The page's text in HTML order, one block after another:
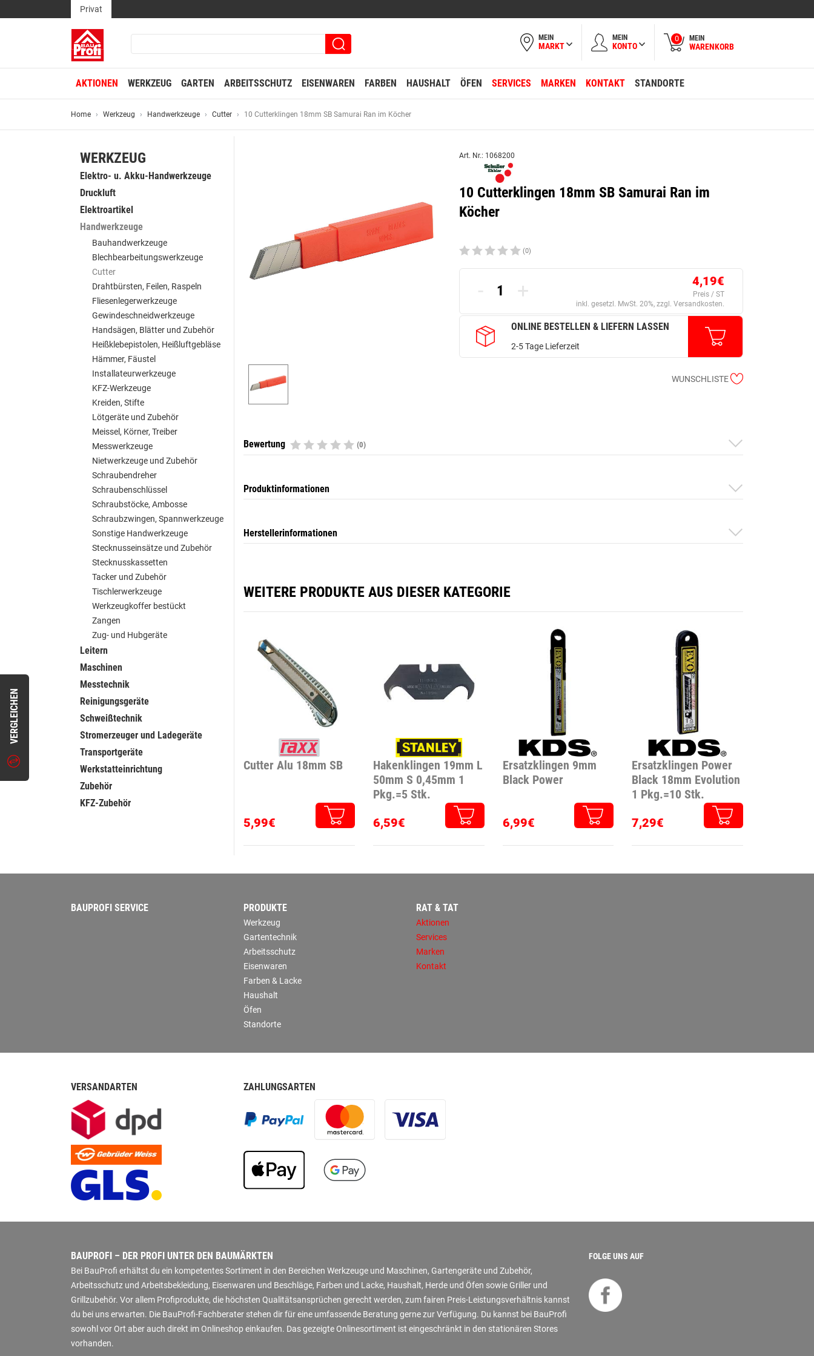
VERGLEICHEN
Privat
MEIN
MARKT
MEIN
KONTO
0 MEIN
WARENKORB
AKTIONEN WERKZEUG GARTEN ARBEITSSCHUTZ EISENWAREN FARBEN HAUSHALT ÖFEN SERVICES MARKEN KONTAKT STANDORTE
Home Werkzeug Handwerkzeuge Cutter 10 Cutterklingen 18mm SB Samurai Ran im Köcher
WERKZEUG
Elektro- u. Akku-Handwerkzeuge
Druckluft
Elektroartikel
Handwerkzeuge
Bauhandwerkzeuge
Blechbearbeitungswerkzeuge
Cutter
Drahtbürsten, Feilen, Raspeln
Fliesenlegerwerkzeuge
Gewindeschneidwerkzeuge
Handsägen, Blätter und Zubehör
Heißklebepistolen, Heißluftgebläse
Hämmer, Fäustel
Installateurwerkzeuge
KFZ-Werkzeuge
Kreiden, Stifte
Lötgeräte und Zubehör
Meissel, Körner, Treiber
Messwerkzeuge
Nietwerkzeuge und Zubehör
Schraubendreher
Schraubenschlüssel
Schraubstöcke, Ambosse
Schraubzwingen, Spannwerkzeuge
Sonstige Handwerkzeuge
Stecknusseinsätze und Zubehör
Stecknusskassetten
Tacker und Zubehör
Tischlerwerkzeuge
Werkzeugkoffer bestückt
Zangen
Zug- und Hubgeräte
Leitern
Maschinen
Messtechnik
Reinigungsgeräte
Schweißtechnik
Stromerzeuger und Ladegeräte
Transportgeräte
Werkstatteinrichtung
Zubehör
KFZ-Zubehör
Art. Nr.: 1068200
10 Cutterklingen 18mm SB Samurai Ran im
Köcher
(0)
- + 4,19€
Preis / ST
inkl. gesetzl. MwSt. 20%, zzgl. Versandkosten.
ONLINE BESTELLEN & LIEFERN LASSEN
2-5 Tage Lieferzeit
WUNSCHLISTE
Bewertung (0)
Produktinformationen
Herstellerinformationen
WEITERE PRODUKTE AUS DIESER KATEGORIE
Cutter Alu 18mm SB
5,99€
Hakenklingen 19mm L
50mm S 0,45mm 1
Pkg.=5 Stk.
6,59€
Ersatzklingen 9mm
Black Power
6,99€
Ersatzklingen Power
Black 18mm Evolution
1 Pkg.=10 Stk.
7,29€
BAUPROFI SERVICE PRODUKTE
Werkzeug
Gartentechnik
Arbeitsschutz
Eisenwaren
Farben & Lacke
Haushalt
Öfen
Standorte
RAT & TAT
Aktionen
Services
Marken
Kontakt
VERSANDARTEN ZAHLUNGSARTEN
BAUPROFI – DER PROFI UNTER DEN BAUMÄRKTEN
Bei BauProfi erhältst du ein kompetentes Sortiment in den Bereichen Werkzeuge und Maschinen, Gartengeräte und Zubehör,
Arbeitsschutz und Arbeitsbekleidung, Eisenwaren und Beschläge, Farben und Lacke, Haushalt, Herde und Öfen sowie Griller und
Grillzubehör. Vor allem Profiprodukte, die höchsten Qualitätsansprüchen gerecht werden, zum fairen Preis-Leistungsverhältnis kannst
du bei uns erwarten. Die BauProfi-Fachberater stehen dir für eine umfassende Beratung gerne zur Verfügung. Du kannst bei BauProfi
sowohl vor Ort aber auch direkt im Onlineshop einkaufen. Das gezeigte Onlinesortiment ist eingeschränkt in den stationären Stores
vorhanden.
FOLGE UNS AUF